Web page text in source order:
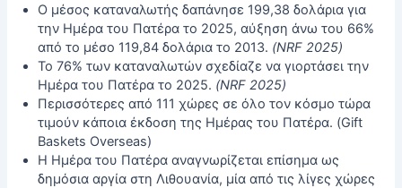
Ο μέσος καταναλωτής δαπάνησε 199,38 δολάρια για
την Ημέρα του Πατέρα το 2025, αύξηση άνω του 66%
από το μέσο 119,84 δολάρια το 2013. (NRF 2025)
Το 76% των καταναλωτών σχεδίαζε να γιορτάσει την
Ημέρα του Πατέρα το 2025. (NRF 2025)
Περισσότερες από 111 χώρες σε όλο τον κόσμο τώρα
τιμούν κάποια έκδοση της Ημέρας του Πατέρα. (Gift
Baskets Overseas)
Η Ημέρα του Πατέρα αναγνωρίζεται επίσημα ως
δημόσια αργία στη Λιθουανία, μία από τις λίγες χώρες